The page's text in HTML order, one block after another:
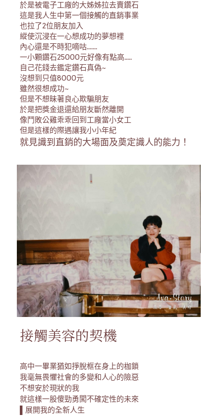
於是被電子工廠的大姊姊拉去賣鑽石
這是我人生中第一個接觸的直銷事業
也拉了2位朋友加入
縱使沉浸在一心想成功的夢想裡
內心還是不時犯嘀咕.......
一小顆鑽石25000元好像有點高.....
自己花錢去鑑定鑽石真偽~
沒想到只值8000元
雖然很想成功~
但是不想昧著良心欺騙朋友
於是把獎金退還給朋友斷然離開
像鬥敗公雞乖乖回到工廠當小女工
但是這樣的際遇讓我小小年紀
就見識到直銷的大場面及奠定識人的能力！
接觸美容的契機
高中一畢業猶如掙脫框在身上的枷鎖
我毫無畏懼社會的多變和人心的險惡
不想安於現狀的我
就這樣一股傻勁勇闖不確定性的未來
▌展開我的全新人生